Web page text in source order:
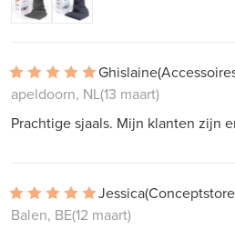
Ghislaine
apeldoorn, NL(13 maart)
Prachtige sjaals. Mijn klanten zijn
Jessica
Balen, BE(12 maart)